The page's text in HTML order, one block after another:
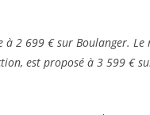
2 699 € sur Boulanger. Le
est proposé à 3 599 €